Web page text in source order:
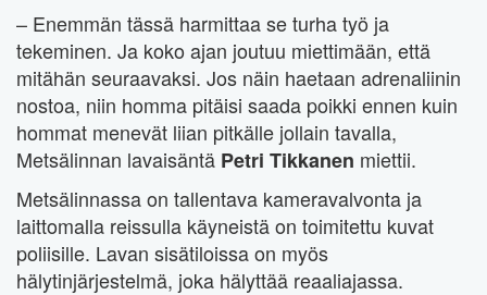
– Enemmän tässä harmittaa se turha työ ja
tekeminen. Ja koko ajan joutuu miettimään, että
mitähän seuraavaksi. Jos näin haetaan adrenaliinin
nostoa, niin homma pitäisi saada poikki ennen kuin
hommat menevät liian pitkälle jollain tavalla,
Metsälinnan lavaisäntä Petri Tikkanen miettii.
Metsälinnassa on tallentava kameravalvonta ja
laittomalla reissulla käyneistä on toimitettu kuvat
poliisille. Lavan sisätiloissa on myös
hälytinjärjestelmä, joka hälyttää reaaliajassa.